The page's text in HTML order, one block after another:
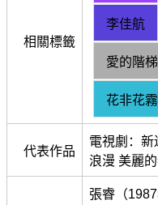
相關標籤
李佳航
愛的階梯
花非花
代表作品
電視劇：
浪漫 美麗
張睿（